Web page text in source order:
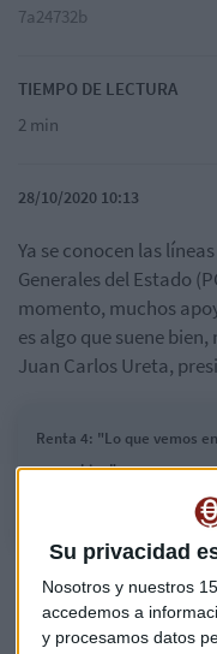
Su privacidad
Nosotros y nuestros
accedemos a
y procesamos datos
7a24732b
TIEMPO DE LECTURA
2 min
28/10/2020 10:13
Ya se conocen las
Generales del Estado
momento, muchos
es algo que suene
Juan Carlos Ureta,
Renta 4: "Lo que vemos
suene bien"
"Subir los impuestos
economía que está